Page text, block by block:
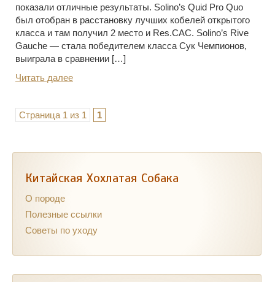
показали отличные результаты. Solino’s Quid Pro Quo
был отобран в расстановку лучших кобелей открытого
класса и там получил 2 место и Res.CAC. Solino’s Rive
Gauche — стала победителем класса Сук Чемпионов,
выиграла в сравнении […]
Читать далее
Страница 1 из 1 1
Китайская Хохлатая Собака
О породе
Полезные ссылки
Советы по уходу